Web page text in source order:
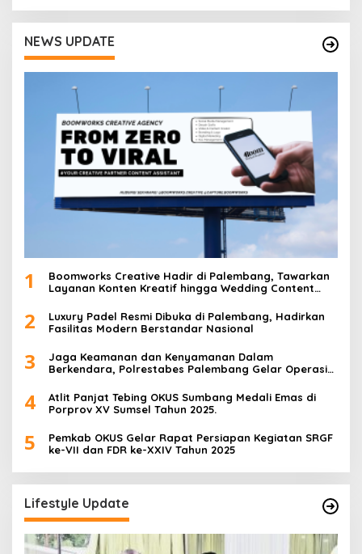
g
a
s
NEWS UPDATE
1
Boomworks Creative Hadir di Palembang, Tawarkan
Layanan Konten Kreatif hingga Wedding Content
2
Luxury Padel Resmi Dibuka di Palembang, Hadirkan
Fasilitas Modern Berstandar Nasional
3
Jaga Keamanan dan Kenyamanan Dalam
Berkendara, Polrestabes Palembang Gelar Operasi
4
Atlit Panjat Tebing OKUS Sumbang Medali Emas di
Porprov XV Sumsel Tahun 2025.
5
Pemkab OKUS Gelar Rapat Persiapan Kegiatan SRGF
ke-VII dan FDR ke-XXIV Tahun 2025
Lifestyle Update